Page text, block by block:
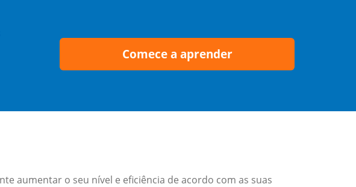
Comece a aprender
aumentar o seu nível e eficiência de acordo com as suas